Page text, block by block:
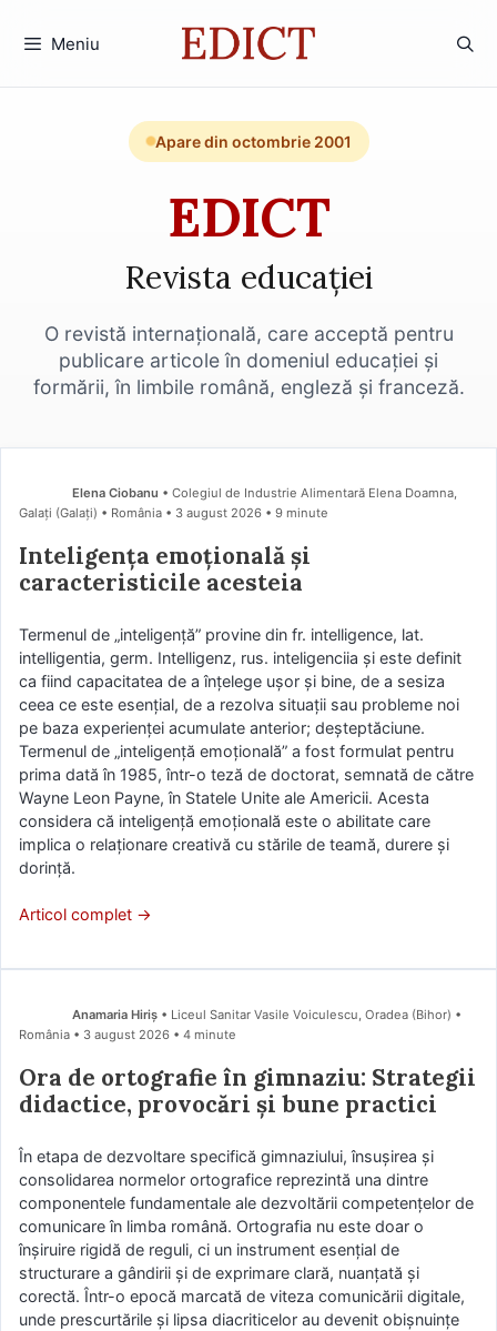
Meniu
Apare din octombrie 2001
EDICT
Revista educației
O revistă internațională, care acceptă pentru
publicare articole în domeniul educației și
formării, în limbile română, engleză și franceză.
Elena Ciobanu • Colegiul de Industrie Alimentară Elena Doamna,
Galați (Galaţi) • România
3 august 2026 • 9 minute
Inteligența emoțională și
caracteristicile acesteia
Termenul de „inteligenţă” provine din fr. intelligence, lat.
intelligentia, germ. Intelligenz, rus. inteligenciia și este definit
ca fiind capacitatea de a înțelege ușor și bine, de a sesiza
ceea ce este esențial, de a rezolva situații sau probleme noi
pe baza experienței acumulate anterior; deșteptăciune.
Termenul de „inteligenţă emoţională” a fost formulat pentru
prima dată în 1985, într-o teză de doctorat, semnată de către
Wayne Leon Payne, în Statele Unite ale Americii. Acesta
considera că inteligenţă emoţională este o abilitate care
implica o relaţionare creativă cu stările de teamă, durere şi
dorinţă.
Articol complet →
Anamaria Hiriş • Liceul Sanitar Vasile Voiculescu, Oradea (Bihor) •
România
3 august 2026 • 4 minute
Ora de ortografie în gimnaziu: Strategii
didactice, provocări și bune practici
În etapa de dezvoltare specifică gimnaziului, însușirea și
consolidarea normelor ortografice reprezintă una dintre
componentele fundamentale ale dezvoltării competențelor de
comunicare în limba română. Ortografia nu este doar o
înșiruire rigidă de reguli, ci un instrument esențial de
structurare a gândirii și de exprimare clară, nuanțată și
corectă. Într-o epocă marcată de viteza comunicării digitale,
unde prescurtările și lipsa diacriticelor au devenit obișnuințe